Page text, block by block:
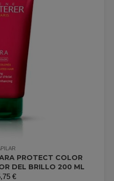
PROTECT COLOR
DEL BRILLO 200 ML
€